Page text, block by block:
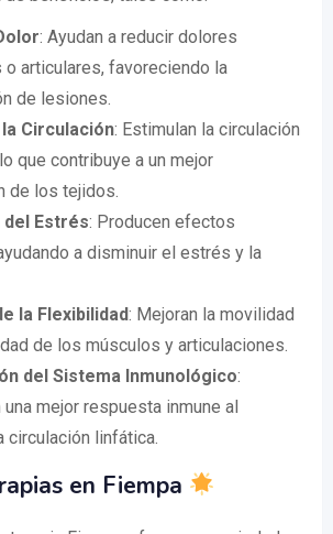
: Ayudan a reducir dolores
o articulares, favoreciendo la
de lesiones.
Circulación: Estimulan la circulación
que contribuye a un mejor
de los tejidos.
del Estrés: Producen efectos
a disminuir el estrés y la
la Flexibilidad: Mejoran la movilidad
de los músculos y articulaciones.
del Sistema Inmunológico:
una mejor respuesta inmune al
circulación linfática.
en Fiempa